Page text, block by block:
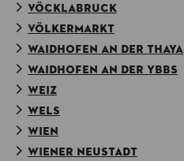
VÖCKLABRUCK
VÖLKERMARKT
WAIDHOFEN AN DER THAYA
WAIDHOFEN AN DER YBBS
WEIZ
WELS
WIEN
WIENER NEUSTADT